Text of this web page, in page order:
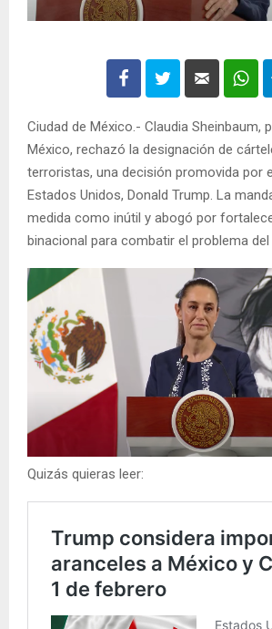
Ciudad de México.- Claudia Sheinbaum,
México, rechazó la designación de
terroristas, una decisión promovida por
Estados Unidos, Donald Trump. La
medida como inútil y abogó por
binacional para combatir el problema
Quizás quieras leer: